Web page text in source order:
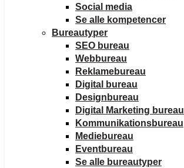
Social media
Se alle kompetencer
Bureautyper
SEO bureau
Webbureau
Reklamebureau
Digital bureau
Designbureau
Digital Marketing bureau
Kommunikationsbureau
Mediebureau
Eventbureau
Se alle bureautyper